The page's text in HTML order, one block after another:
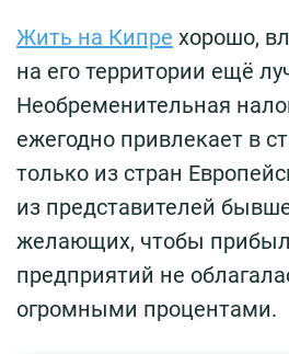
Жить на Кипре хорошо,
на его территории ещё
Необременительная
ежегодно привлекает в
только из стран
из представителей
желающих, чтобы
предприятий не
огромными процентами.